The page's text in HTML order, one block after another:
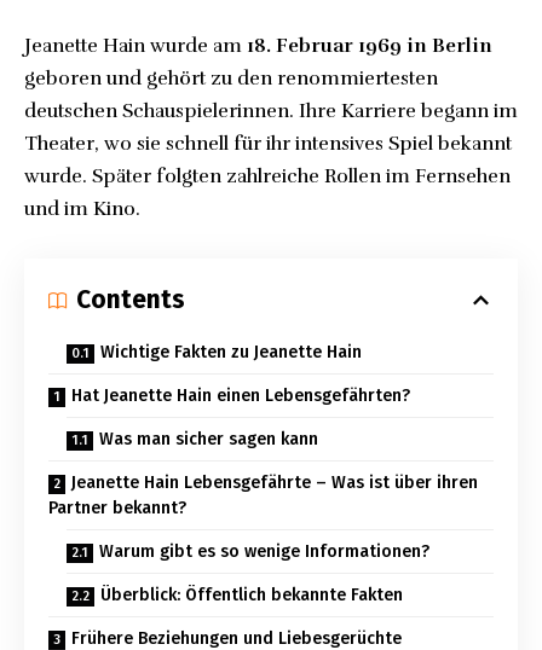
Jeanette Hain wurde am 18. Februar 1969 in Berlin
geboren und gehört zu den renommiertesten
deutschen Schauspielerinnen. Ihre Karriere begann im
Theater, wo sie schnell für ihr intensives Spiel bekannt
wurde. Später folgten zahlreiche Rollen im Fernsehen
und im Kino.
Contents
Wichtige Fakten zu Jeanette Hain
Hat Jeanette Hain einen Lebensgefährten?
Was man sicher sagen kann
Jeanette Hain Lebensgefährte – Was ist über ihren
Partner bekannt?
Warum gibt es so wenige Informationen?
Überblick: Öffentlich bekannte Fakten
Frühere Beziehungen und Liebesgerüchte